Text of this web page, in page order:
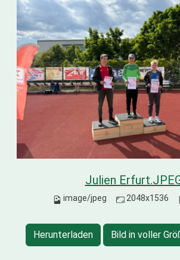
Julien
image/jpeg 2048x1536
Herunterladen Bild in voller